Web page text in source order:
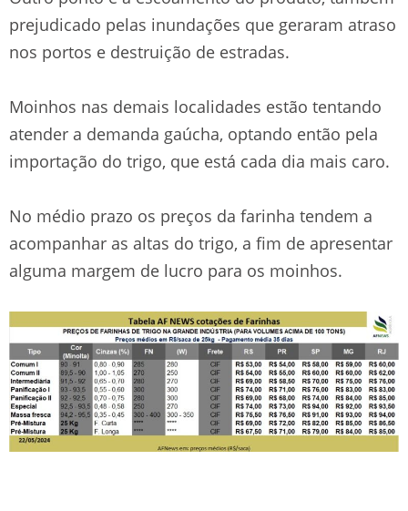
prejudicado pelas inundações que geraram atraso
nos portos e destruição de estradas.
Moinhos nas demais localidades estão tentando
atender a demanda gaúcha, optando então pela
importação do trigo, que está cada dia mais caro.
No médio prazo os preços da farinha tendem a
acompanhar as altas do trigo, a fim de apresentar
alguma margem de lucro para os moinhos.